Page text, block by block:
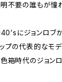
不要の誰もが憧
にジョンロブ
プの代表的なモデ
箱時代のジョンロ